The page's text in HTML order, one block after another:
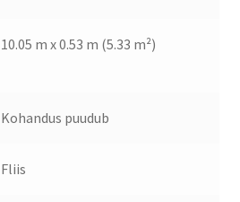
10.05 m x 0.53 m (5.33 m²)
Kohandus puudub
Fliis